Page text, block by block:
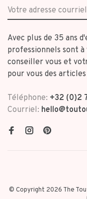
Avec plus de 35 ans
professionnels sont
conseiller vous et
pour vous des
Téléphone: +32 (0)2
Courriel:
© Copyright 2026 The